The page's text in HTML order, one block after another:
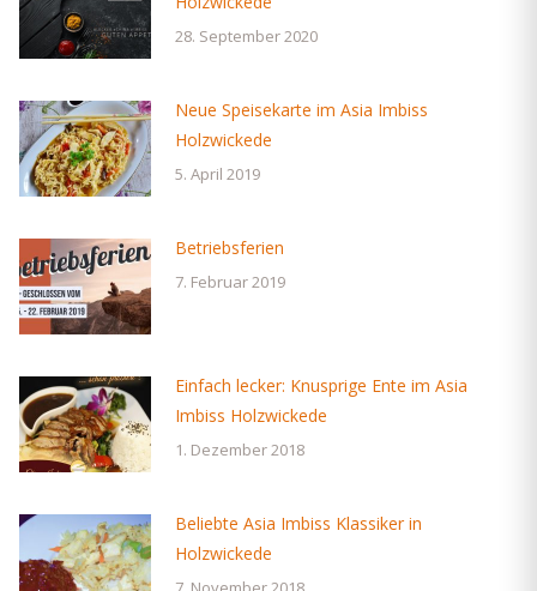
28. September 2020
Neue Speisekarte im Asia Imbiss
Holzwickede
5. April 2019
Betriebsferien
7. Februar 2019
Einfach lecker: Knusprige Ente im Asia
Imbiss Holzwickede
1. Dezember 2018
Beliebte Asia Imbiss Klassiker in
Holzwickede